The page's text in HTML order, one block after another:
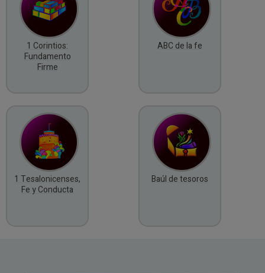
1 Corintios:
Fundamento
Firme
1 Tesalonicenses,
Fe y Conducta
ABC de la fe
Baúl de tesoros